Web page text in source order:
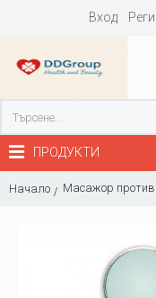
Вход
ПРОДУКТИ
Начало Масажор против